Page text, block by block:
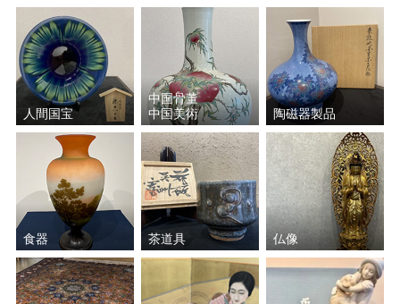
人間国宝
中国骨董
中国美術
陶磁器製品
食器 茶道具 仏像